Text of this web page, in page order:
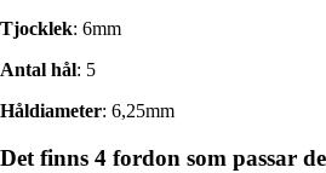
Tjocklek: 6mm
Antal hål: 5
Håldiameter: 6,25mm
Det finns 4 fordon som passar